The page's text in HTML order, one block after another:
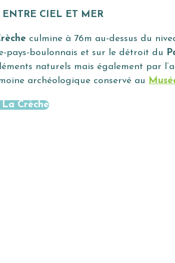
ENTRE CIEL ET MER
culmine à 76m au-dessus du
pays-boulonnais et sur le détroit du
naturels mais également par
archéologique conservé au
Crèche